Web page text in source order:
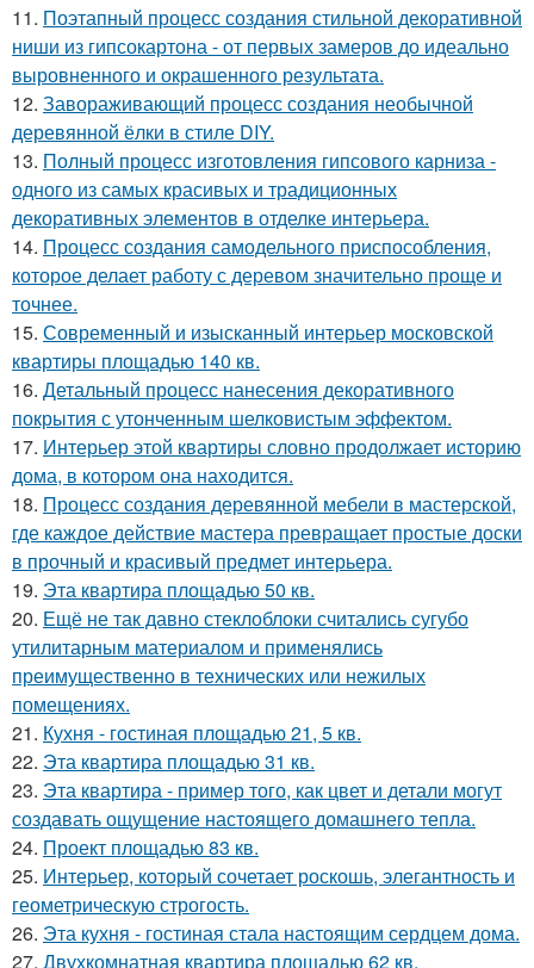
11. Поэтапный процесс создания стильной декоративной
ниши из гипсокартона - от первых замеров до идеально
выровненного и окрашенного результата.
12. Завораживающий процесс создания необычной
деревянной ёлки в стиле DIY.
13. Полный процесс изготовления гипсового карниза -
одного из самых красивых и традиционных
декоративных элементов в отделке интерьера.
14. Процесс создания самодельного приспособления,
которое делает работу с деревом значительно проще и
точнее.
15. Современный и изысканный интерьер московской
квартиры площадью 140 кв.
16. Детальный процесс нанесения декоративного
покрытия с утонченным шелковистым эффектом.
17. Интерьер этой квартиры словно продолжает историю
дома, в котором она находится.
18. Процесс создания деревянной мебели в мастерской,
где каждое действие мастера превращает простые доски
в прочный и красивый предмет интерьера.
19. Эта квартира площадью 50 кв.
20. Ещё не так давно стеклоблоки считались сугубо
утилитарным материалом и применялись
преимущественно в технических или нежилых
помещениях.
21. Кухня - гостиная площадью 21, 5 кв.
22. Эта квартира площадью 31 кв.
23. Эта квартира - пример того, как цвет и детали могут
создавать ощущение настоящего домашнего тепла.
24. Проект площадью 83 кв.
25. Интерьер, который сочетает роскошь, элегантность и
геометрическую строгость.
26. Эта кухня - гостиная стала настоящим сердцем дома.
27. Двухкомнатная квартира площадью 62 кв.